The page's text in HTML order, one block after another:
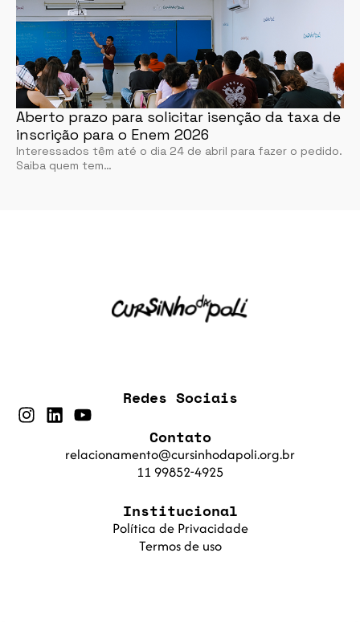
Aberto prazo para solicitar isenção da taxa de
inscrição para o Enem 2026
Interessados têm até o dia 24 de abril para fazer o pedido.
Saiba quem tem…
Institucional
Política de Privacidade
Termos de uso
Contato
relacionamento@cursinhodapoli.org.br
11 99852-4925
Redes Sociais